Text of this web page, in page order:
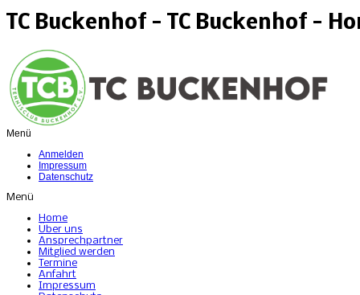
TC Buckenhof - TC Buckenhof -
Menü
Anmelden
Impressum
Datenschutz
Menü
Home
Über uns
Ansprechpartner
Mitglied werden
Termine
Anfahrt
Impressum